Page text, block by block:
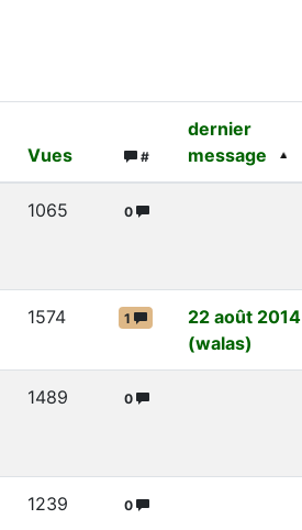
Vues #
dernier
message
1065 0
1574 1
22 août 2014
(walas)
1489 0
1239 0